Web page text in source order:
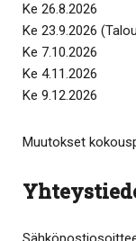
Ke 26.8.2026
Ke 23.9.2026
Ke 7.10.2026
Ke 4.11.2026
Ke 9.12.2026
Muutokset